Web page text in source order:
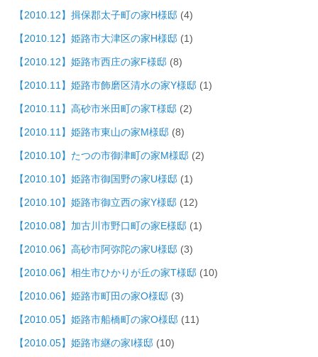
【2010.12】揖保郡太子町の家H様邸 (4)
【2010.12】姫路市大津区の家H様邸 (1)
【2010.12】姫路市西庄の家F様邸 (8)
【2010.11】姫路市飾磨区清水の家Y様邸 (1)
【2010.11】高砂市米田町の家T様邸 (2)
【2010.11】姫路市東山の家M様邸 (8)
【2010.10】たつの市御津町の家M様邸 (2)
【2010.10】姫路市御国野の家U様邸 (1)
【2010.10】姫路市御立西の家Y様邸 (12)
【2010.08】加古川市野口町の家E様邸 (1)
【2010.06】高砂市阿弥陀の家U様邸 (3)
【2010.06】相生市ひかりが丘の家T様邸 (10)
【2010.06】姫路市町田の家O様邸 (3)
【2010.05】姫路市船橋町の家O様邸 (11)
【2010.05】姫路市継の家I様邸 (10)